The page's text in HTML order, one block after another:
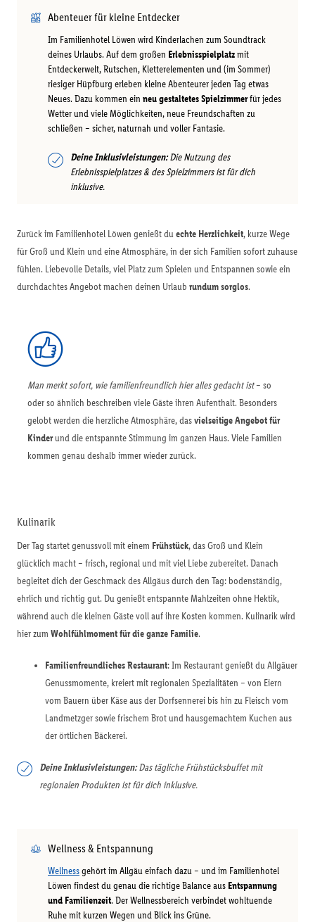
Abenteuer für kleine Entdecker
Im Familienhotel Löwen wird Kinderlachen zum Soundtrack
deines Urlaubs. Auf dem großen Erlebnisspielplatzmit
Entdeckerwelt, Rutschen, Kletterelementen und (im Sommer)
riesiger Hüpfburg erleben kleine Abenteurer jeden Tag etwas
Neues. Dazu kommen ein neu gestaltetes Spielzimmerfür jedes
Wetter und viele Möglichkeiten, neue Freundschaften zu
schließen – sicher, naturnah und voller Fantasie.
Deine Inklusivleistungen:Die Nutzung des
Erlebnisspielplatzes & des Spielzimmers ist für dich
inklusive.
Zurück im Familienhotel Löwen genießt duechte Herzlichkeit, kurze Wege
für Groß und Klein und eine Atmosphäre, in der sich Familien sofort zuhause
fühlen. Liebevolle Details, viel Platz zum Spielen und Entspannen sowie ein
durchdachtes Angebot machen deinen Urlaub rundum sorglos.
Man merkt sofort, wie familienfreundlich hier alles gedacht ist– so
oder so ähnlich beschreiben viele Gäste ihren Aufenthalt. Besonders
gelobt werden die herzliche Atmosphäre, dasvielseitige Angebot für
Kinderund die entspannte Stimmung im ganzen Haus. Viele Familien
kommen genau deshalb immer wieder zurück.
Kulinarik
Der Tag startet genussvoll mit einem Frühstück, das Groß und Klein
glücklich macht – frisch, regional und mit viel Liebe zubereitet. Danach
begleitet dich der Geschmack des Allgäus durch den Tag: bodenständig,
ehrlich und richtig gut. Du genießt entspannte Mahlzeiten ohne Hektik,
während auch die kleinen Gäste voll auf ihre Kosten kommen. Kulinarik wird
hier zum Wohlfühlmoment für die ganze Familie.
Familienfreundliches Restaurant: Im Restaurant genießt du Allgäuer
Genussmomente, kreiert mit regionalen Spezialitäten – von Eiern
vom Bauern über Käse aus der Dorfsennerei bis hin zu Fleisch vom
Landmetzger sowie frischem Brot und hausgemachtem Kuchen aus
der örtlichen Bäckerei.
Deine Inklusivleistungen:Das tägliche Frühstücksbuffet mit
regionalen Produkten ist für dich inklusive.
Wellness & Entspannung
Wellnessgehört im Allgäu einfach dazu – und im Familienhotel
Löwen findest du genau die richtige Balance aus Entspannung
und Familienzeit. Der Wellnessbereich verbindet wohltuende
Ruhe mit kurzen Wegen und Blick ins Grüne.